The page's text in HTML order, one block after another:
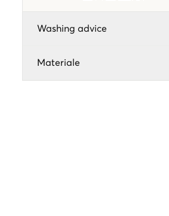
Washing advice
Materiale